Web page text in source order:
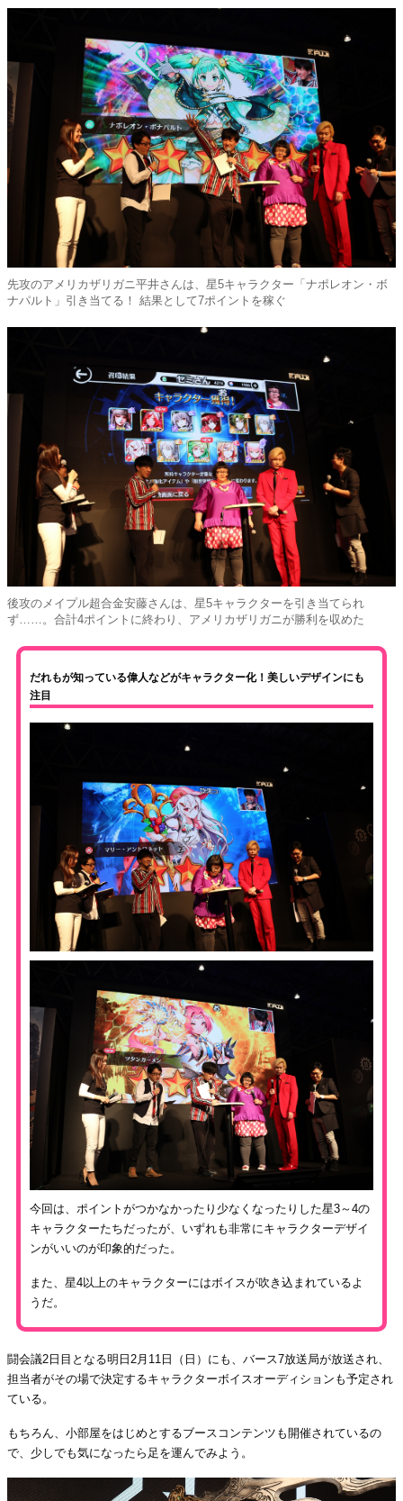
先攻のアメリカザリガニ平井さんは、星5キャラクター「ナポレオン・ボ
ナパルト」引き当てる！ 結果として7ポイントを稼ぐ
後攻のメイプル超合金安藤さんは、星5キャラクターを引き当てられ
ず……。合計4ポイントに終わり、アメリカザリガニが勝利を収めた
だれもが知っている偉人などがキャラクター化！美しいデザインにも
注目
今回は、ポイントがつかなかったり少なくなったりした星3～4の
キャラクターたちだったが、いずれも非常にキャラクターデザイ
ンがいいのが印象的だった。
また、星4以上のキャラクターにはボイスが吹き込まれているよ
うだ。
闘会議2日目となる明日2月11日（日）にも、バース7放送局が放送され、
担当者がその場で決定するキャラクターボイスオーディションも予定され
ている。
もちろん、小部屋をはじめとするブースコンテンツも開催されているの
で、少しでも気になったら足を運んでみよう。